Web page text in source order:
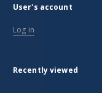
User's account
Log in
Recently viewed